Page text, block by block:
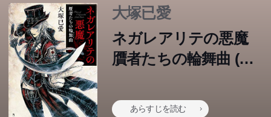
大塚已愛
ネガレアリテの悪魔
贋者たちの輪舞曲 (角
あらすじを読む